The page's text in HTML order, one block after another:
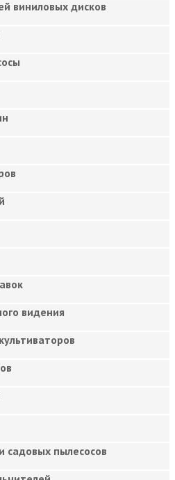
виниловых дисков
видения
садовых пылесосов